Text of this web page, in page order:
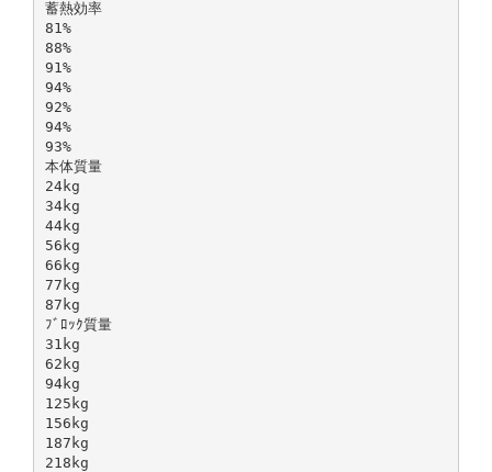
蓄熱効率
81%
88%
91%
94%
92%
94%
93%
本体質量
24kg
34kg
44kg
56kg
66kg
77kg
87kg
ﾌﾞﾛｯｸ質量
31kg
62kg
94kg
125kg
156kg
187kg
218kg